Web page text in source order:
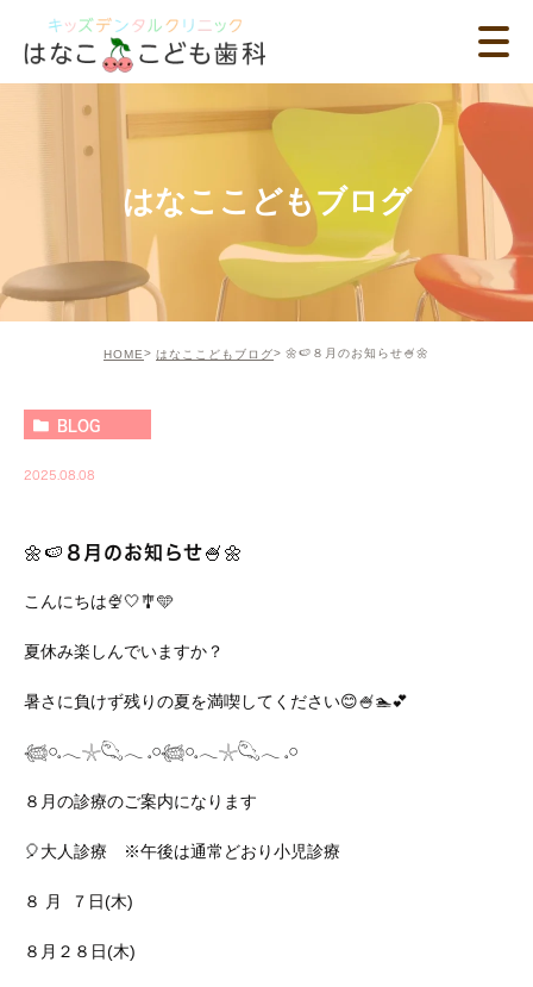
はなここどもブログ
HOME はなここどもブログ 🌼🍉８月のお知らせ🍧🌼
BLOG
2025.08.08
🌼🍉８月のお知らせ🍧🌼
こんにちは🍨🤍🎐🩵
夏休み楽しんでいますか？
暑さに負けず残りの夏を満喫してください😊🍧🏊💕
𓆉𓏸𓈒𓂃𓇼𓆡𓂃 𓈒𓏸𓆉𓏸𓈒𓂃𓇼𓆡𓂃 𓈒𓏸
８月の診療のご案内になります
🎈大人診療 ※午後は通常どおり小児診療
８ 月 ７日(木)
８月２８日(木)